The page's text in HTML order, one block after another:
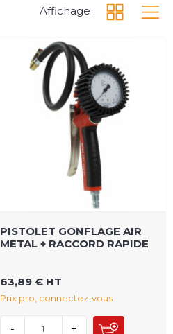
Affichage :
PISTOLET GONFLAGE AIR
METAL + RACCORD RAPIDE
63,89 € HT
Prix pro, connectez-vous
- +